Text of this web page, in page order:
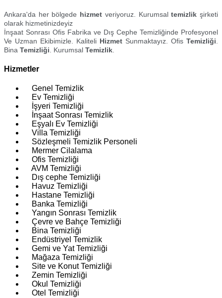
Ankara'da her bölgede hizmet veriyoruz. Kurumsaltemizlik şirketi
olarak hizmetinizdeyiz
İnşaat Sonrası Ofis Fabrika ve Dış Cephe Temizliğinde Profesyonel
Ve Uzman Ekibimizle. Kaliteli Hizmet Sunmaktayız. Ofis Temizliği
Bina Temizliği . Kurumsal Temizlik
Hizmetler
Genel Temizlik
Ev Temizliği
İşyeri Temizliği
İnşaat Sonrası Temizlik
Eşyalı Ev Temizliği
Villa Temizliği
Sözleşmeli Temizlik Personeli
Mermer Cilalama
Ofis Temizliği
AVM Temizliği
Dış cephe Temizliği
Havuz Temizliği
Hastane Temizliği
Banka Temizliği
Yangın Sonrası Temizlik
Çevre ve Bahçe Temizliği
Bina Temizliği
Endüstriyel Temizlik
Gemi ve Yat Temizliği
Mağaza Temizliği
Site ve Konut Temizliği
Zemin Temizliği
Okul Temizliği
Otel Temizliği